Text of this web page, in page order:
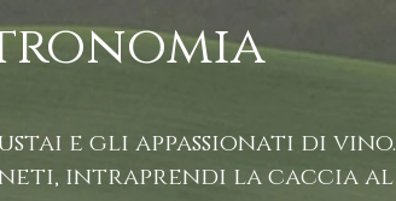
e gli appassionati di
intraprendi la caccia